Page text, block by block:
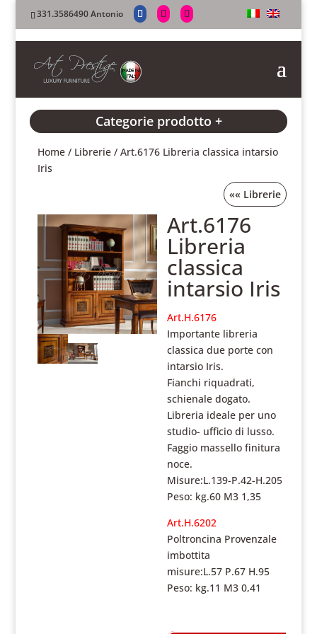
331.3586490 Antonio
Categorie prodotto +
Home / Librerie / Art.6176 Libreria classica intarsio
Iris
«« Librerie
Art.6176
Libreria
classica
intarsio Iris
Art.H.6176
Importante libreria
classica due porte con
intarsio Iris.
Fianchi riquadrati,
schienale dogato.
Libreria ideale per uno
studio- ufficio di lusso.
Faggio massello finitura
noce.
Misure:L.139-P.42-H.205
Peso: kg.60 M3 1,35
Art.H.6202
Poltroncina Provenzale
imbottita
misure:L.57 P.67 H.95
Peso: kg.11 M3 0,41